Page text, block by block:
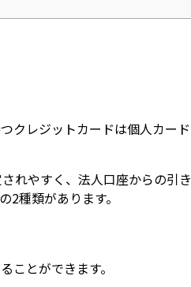
クレジットカードは個人カード
れやすく、法人口座からの引き
種類があります。
ことができます。